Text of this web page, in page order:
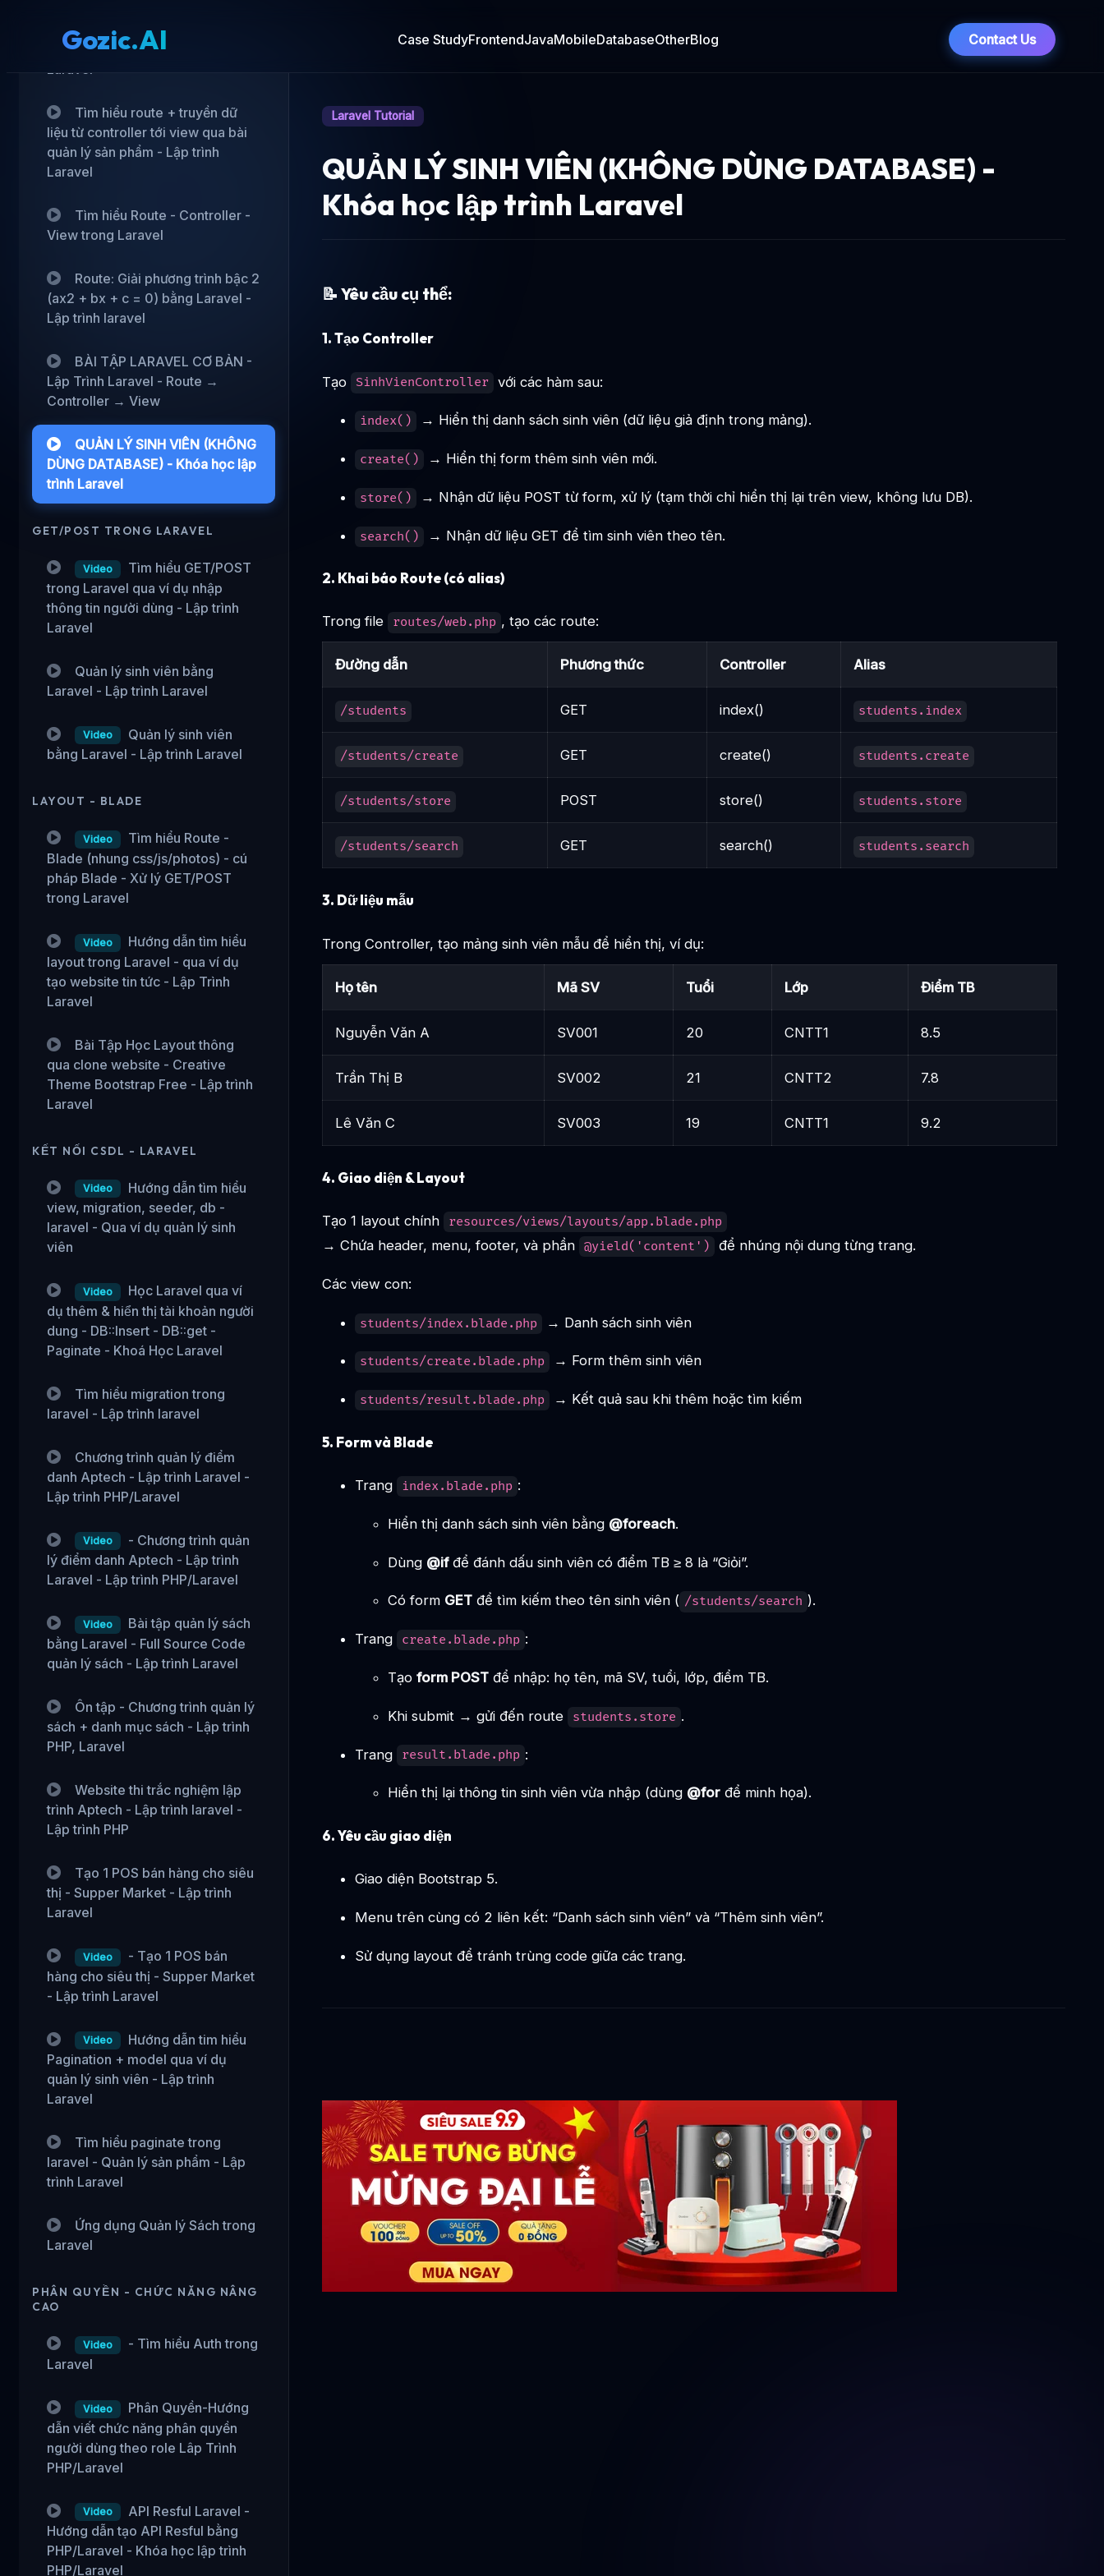
Gozic.AI Case StudyFrontendJavaMobileDatabaseOtherBlog Contact Us
liệu từ controller tới view qua bài
quản lý khách sạn- Lập trình
Laravel
Tìm hiểu route + truyền dữ
liệu từ controller tới view qua bài
quản lý sản phẩm - Lập trình
Laravel
Tìm hiểu Route - Controller -
View trong Laravel
Route: Giải phương trình bậc 2
(ax2 + bx + c = 0) bằng Laravel -
Lập trình laravel
BÀI TẬP LARAVEL CƠ BẢN -
Lập Trình Laravel - Route →
Controller → View
QUẢN LÝ SINH VIÊN (KHÔNG
DÙNG DATABASE) - Khóa học lập
trình Laravel
GET/POST TRONG LARAVEL
Video
Tìm hiểu GET/POST
trong Laravel qua ví dụ nhập
thông tin người dùng - Lập trình
Laravel
Quản lý sinh viên bằng
Laravel - Lập trình Laravel
Video
Quản lý sinh viên
bằng Laravel - Lập trình Laravel
LAYOUT - BLADE
Video
Tìm hiểu Route -
Blade (nhung css/js/photos) - cú
pháp Blade - Xử lý GET/POST
trong Laravel
Video
Hướng dẫn tìm hiểu
layout trong Laravel - qua ví dụ
tạo website tin tức - Lập Trình
Laravel
Bài Tập Học Layout thông
qua clone website - Creative
Theme Bootstrap Free - Lập trình
Laravel
KẾT NỐI CSDL - LARAVEL
Video
Hướng dẫn tìm hiểu
view, migration, seeder, db -
laravel - Qua ví dụ quản lý sinh
viên
Video
Học Laravel qua ví
dụ thêm & hiển thị tài khoản người
dung - DB::Insert - DB::get -
Paginate - Khoá Học Laravel
Tìm hiểu migration trong
laravel - Lập trình laravel
Chương trình quản lý điểm
danh Aptech - Lập trình Laravel -
Lập trình PHP/Laravel
Video
- Chương trình quản
lý điểm danh Aptech - Lập trình
Laravel - Lập trình PHP/Laravel
Video
Bài tập quản lý sách
bằng Laravel - Full Source Code
quản lý sách - Lập trình Laravel
Ôn tập - Chương trình quản lý
sách + danh mục sách - Lập trình
PHP, Laravel
Website thi trắc nghiệm lập
trình Aptech - Lập trình laravel -
Lập trình PHP
Tạo 1 POS bán hàng cho siêu
thị - Supper Market - Lập trình
Laravel
Video
- Tạo 1 POS bán
hàng cho siêu thị - Supper Market
- Lập trình Laravel
Video
Hướng dẫn tim hiểu
Pagination + model qua ví dụ
quản lý sinh viên - Lập trình
Laravel
Tìm hiểu paginate trong
laravel - Quản lý sản phẩm - Lập
trình Laravel
Ứng dụng Quản lý Sách trong
Laravel
PHÂN QUYỀN - CHỨC NĂNG NÂNG
CAO
Video
- Tìm hiểu Auth trong
Laravel
Video
Phân Quyền-Hướng
dẫn viết chức năng phân quyền
người dùng theo role Lâp Trình
PHP/Laravel
Video
API Resful Laravel -
Hướng dẫn tạo API Resful bằng
PHP/Laravel - Khóa học lập trình
PHP/Laravel
Laravel Tutorial
QUẢN LÝ SINH VIÊN (KHÔNG DÙNG DATABASE) -
Khóa học lập trình Laravel
📝 Yêu cầu cụ thể:
1.Tạo Controller
Tạo SinhVienController với các hàm sau:
index() → Hiển thị danh sách sinh viên (dữ liệu giả định trong mảng).
create() → Hiển thị form thêm sinh viên mới.
store() → Nhận dữ liệu POST từ form, xử lý (tạm thời chỉ hiển thị lại trên view, không lưu DB).
search() → Nhận dữ liệu GET để tìm sinh viên theo tên.
2. Khai báo Route (có alias)
Trong file routes/web.php , tạo các route:
Đường dẫn Phương thức Controller Alias
/students GET index() students.index
/students/create GET create() students.create
/students/store POST store() students.store
/students/search GET search() students.search
3. Dữ liệu mẫu
Trong Controller, tạo mảng sinh viên mẫu để hiển thị, ví dụ:
Họ tên Mã SV Tuổi Lớp Điểm TB
Nguyễn Văn A SV001 20 CNTT1 8.5
Trần Thị B SV002 21 CNTT2 7.8
Lê Văn C SV003 19 CNTT1 9.2
4. Giao diện & Layout
Tạo 1 layout chính resources/views/layouts/app.blade.php
→ Chứa header, menu, footer, và phần @yield('content') để nhúng nội dung từng trang.
Các view con:
students/index.blade.php → Danh sách sinh viên
students/create.blade.php → Form thêm sinh viên
students/result.blade.php → Kết quả sau khi thêm hoặc tìm kiếm
5. Form và Blade
Trang index.blade.php :
Hiển thị danh sách sinh viên bằng @foreach.
Dùng @ifđể đánh dấu sinh viên có điểm TB ≥ 8 là “Giỏi”.
Có form GETđể tìm kiếm theo tên sinh viên ( /students/search ).
Trang create.blade.php :
Tạo form POSTđể nhập: họ tên, mã SV, tuổi, lớp, điểm TB.
Khi submit → gửi đến route students.store .
Trang result.blade.php :
Hiển thị lại thông tin sinh viên vừa nhập (dùng @forđể minh họa).
6.Yêu cầu giao diện
Giao diện Bootstrap 5.
Menu trên cùng có 2 liên kết: “Danh sách sinh viên” và “Thêm sinh viên”.
Sử dụng layout để tránh trùng code giữa các trang.